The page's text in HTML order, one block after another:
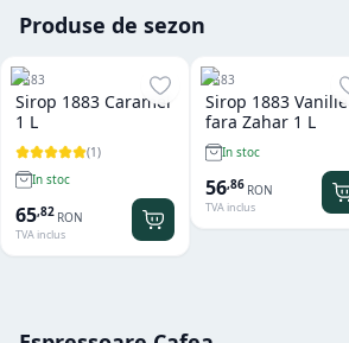
Produse de sezon
1883
Sirop 1883 Caramel
1 L
(1)
In stoc
65,82 RON
TVA inclus
1883
Sirop 1883 Vanilie
fara Zahar 1 L
In stoc
56,86 RON
TVA inclus